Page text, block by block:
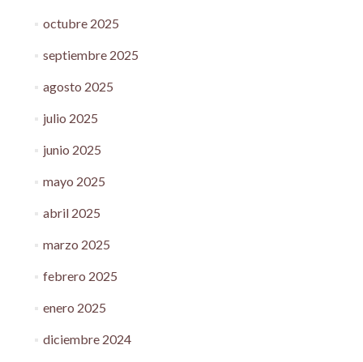
octubre 2025
septiembre 2025
agosto 2025
julio 2025
junio 2025
mayo 2025
abril 2025
marzo 2025
febrero 2025
enero 2025
diciembre 2024